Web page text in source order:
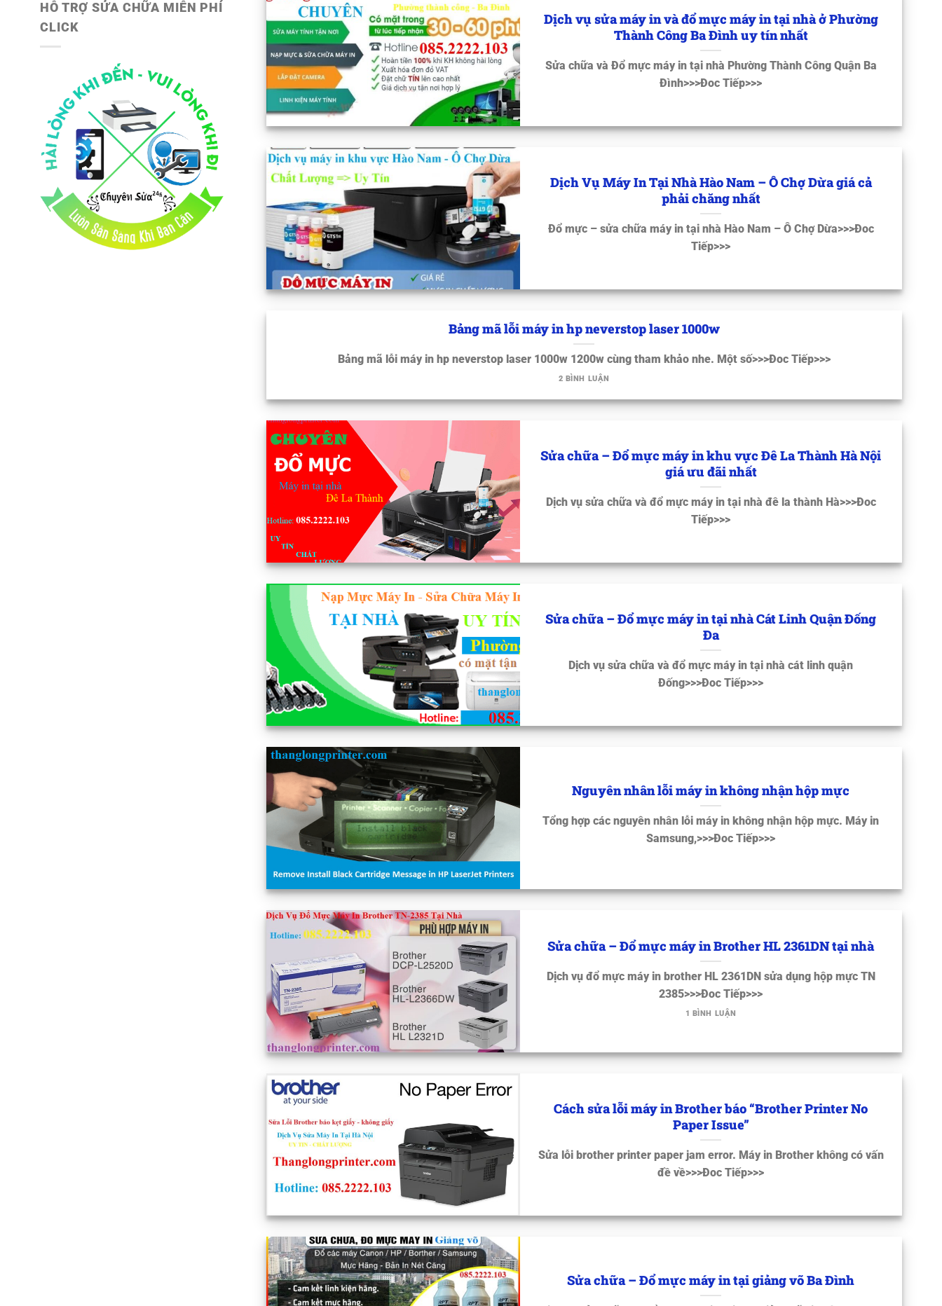
HỖ TRỢ SỬA CHỮA MIỄN PHÍ
CLICK
Dịch vụ sửa máy in và đổ mực máy in tại nhà ở Phường
Thành Công Ba Đình uy tín nhất
Sửa chữa và Đổ mực máy in tại nhà Phường Thành Công Quận Ba
Đình>>>Đoc Tiếp>>>
Dịch Vụ Máy In Tại Nhà Hào Nam – Ô Chợ Dừa giá cả
phải chăng nhất
Đổ mực – sửa chữa máy in tại nhà Hào Nam – Ô Chợ Dừa>>>Đoc
Tiếp>>>
Bảng mã lỗi máy in hp neverstop laser 1000w
Bảng mã lỗi máy in hp neverstop laser 1000w 1200w cùng tham khảo nhe. Một số>>>Đoc Tiếp>>>
2 BÌNH LUẬN
Sửa chữa – Đổ mực máy in khu vực Đê La Thành Hà Nội
giá ưu đãi nhất
Dịch vụ sửa chữa và đổ mực máy in tại nhà đê la thành Hà>>>Đoc
Tiếp>>>
Sửa chữa – Đổ mực máy in tại nhà Cát Linh Quận Đống
Đa
Dịch vụ sửa chữa và đổ mực máy in tại nhà cát linh quận
Đống>>>Đoc Tiếp>>>
Nguyên nhân lỗi máy in không nhận hộp mực
Tổng hợp các nguyên nhân lỗi máy in không nhận hộp mực. Máy in
Samsung,>>>Đoc Tiếp>>>
Sửa chữa – Đổ mực máy in Brother HL 2361DN tại nhà
Dịch vụ đổ mực máy in brother HL 2361DN sửa dụng hộp mực TN
2385>>>Đoc Tiếp>>>
1 BÌNH LUẬN
Cách sửa lỗi máy in Brother báo “Brother Printer No
Paper Issue”
Sửa lỗi brother printer paper jam error. Máy in Brother không có vấn
đề về>>>Đoc Tiếp>>>
Sửa chữa – Đổ mực máy in tại giảng võ Ba Đình